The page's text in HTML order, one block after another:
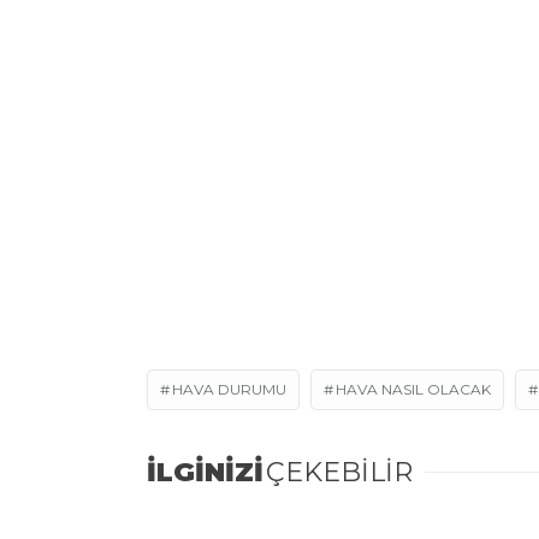
HAVA DURUMU HAVA NASIL OLACAK
İLGİNİZİÇEKEBİLİR